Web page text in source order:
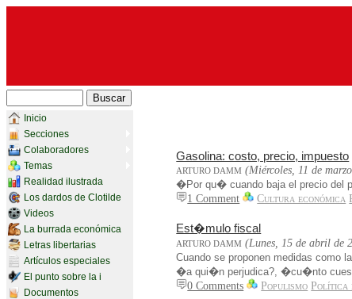
Inicio
Secciones
Colaboradores
Temas
Realidad ilustrada
Los dardos de Clotilde
Videos
La burrada económica
Letras libertarias
Artículos especiales
El punto sobre la i
Documentos
Gasolina: costo, precio, impuesto
ARTURO DAMM (Miércoles, 11 de
�Por qu� cuando baja el precio del
1 Comment
Cultura económica
Est�mulo fiscal
ARTURO DAMM (Lunes, 15 de abril de
Cuando se proponen medidas como
�a qui�n perjudica?, �cu�nto
0 Comments
Populismo Política